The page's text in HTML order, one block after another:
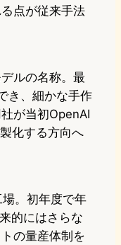
点が従来手法
ルの名称。最
き、細かな手作
が当初OpenAI
化する方向へ
。初年度で年
的にはさらな
の量産体制を